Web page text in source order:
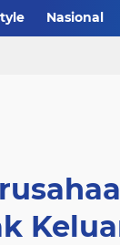
Nasional